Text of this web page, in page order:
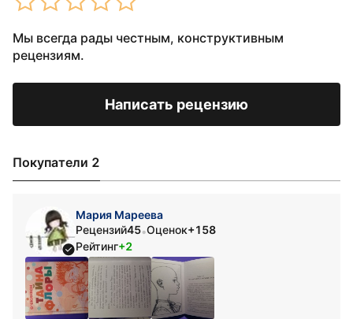
Мы всегда рады честным, конструктивным
рецензиям.
Написать рецензию
Покупатели 2
Мария Мареева
Рецензий45•Оценок+158
Рейтинг+2